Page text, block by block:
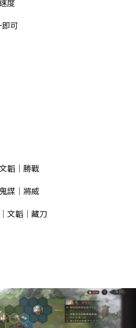
度
可
韜｜勝戰
謀｜將威
文韜｜藏刀